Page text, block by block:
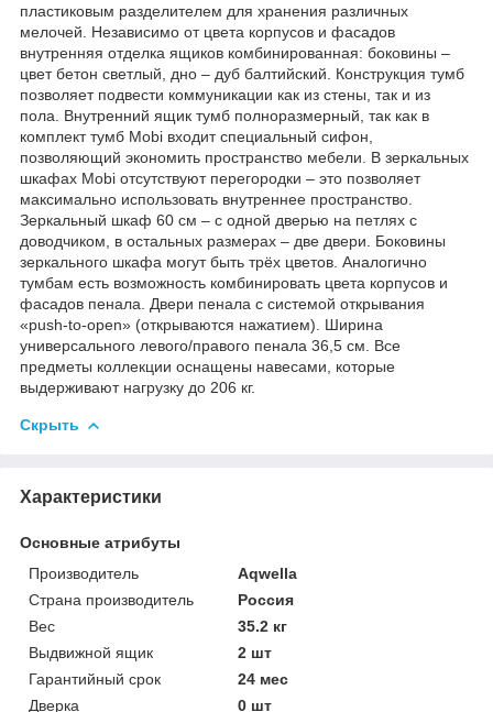
пластиковым разделителем для хранения различных
мелочей. Независимо от цвета корпусов и фасадов
внутренняя отделка ящиков комбинированная: боковины –
цвет бетон светлый, дно – дуб балтийский. Конструкция тумб
позволяет подвести коммуникации как из стены, так и из
пола. Внутренний ящик тумб полноразмерный, так как в
комплект тумб Mobi входит специальный сифон,
позволяющий экономить пространство мебели. В зеркальных
шкафах Mobi отсутствуют перегородки – это позволяет
максимально использовать внутреннее пространство.
Зеркальный шкаф 60 см – с одной дверью на петлях с
доводчиком, в остальных размерах – две двери. Боковины
зеркального шкафа могут быть трёх цветов. Аналогично
тумбам есть возможность комбинировать цвета корпусов и
фасадов пенала. Двери пенала с системой открывания
«push-to-open» (открываются нажатием). Ширина
универсального левого/правого пенала 36,5 см. Все
предметы коллекции оснащены навесами, которые
выдерживают нагрузку до 206 кг.
Скрыть
Характеристики
Основные атрибуты
Производитель
Aqwella
Страна производитель
Россия
Вес
35.2 кг
Выдвижной ящик
2 шт
Гарантийный срок
24 мес
Дверка
0 шт